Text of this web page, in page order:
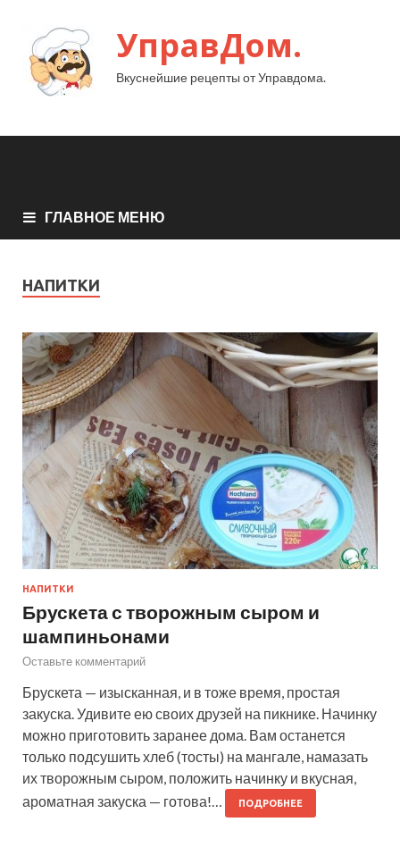
УправДом.
Вкуснейшие рецепты от Управдома.
ГЛАВНОЕ МЕНЮ
НАПИТКИ
НАПИТКИ
Брускета с творожным сыром и
шампиньонами
Оставьте комментарий
Брускета — изысканная, и в тоже время, простая
закуска. Удивите ею своих друзей на пикнике. Начинку
можно приготовить заранее дома. Вам останется
только подсушить хлеб (тосты) на мангале, намазать
их творожным сыром, положить начинку и вкусная,
ароматная закуска — готова!…
ПОДРОБНЕЕ